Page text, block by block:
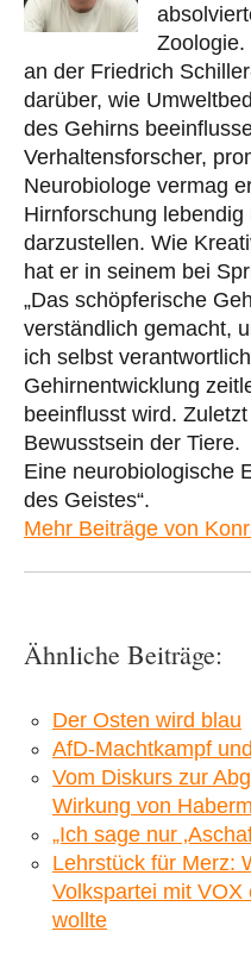
Zoologie.
an der Friedrich
darüber, wie
des Gehirns
Verhaltensforscher,
Neurobiologe vermag
Hirnforschung
darzustellen. Wie
hat er in seinem bei
„Das schöpferische
verständlich gemacht,
ich selbst
Gehirnentwicklung
beeinflusst wird.
Bewusstsein der Tiere.
Eine neurobiologische
des Geistes“.
Mehr Beiträge von
Ähnliche Beiträge:
Der Osten wird blau
AfD-Machtkampf
Vom Diskurs zur
Wirkung von
„Ich sage nur
Lehrstück für Merz:
Volkspartei mit
wollte